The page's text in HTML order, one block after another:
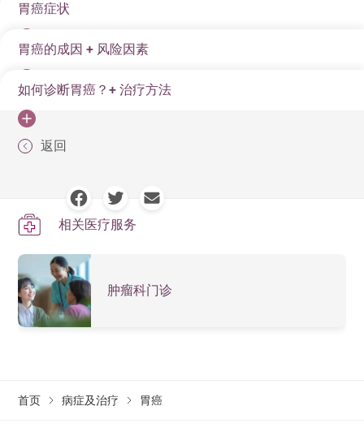
胃癌症状
早期胃癌可能没有明显症状，而且症状与一般的肠胃不
适、消化不良等问题相似，因而很容易被忽略。很多时
有明显症状的求诊人士，被确诊时已经属于第二至三
期。
消化不良
进食后肚胀的感觉
呕吐出混有血液的呕吐物
疲倦
胃癌的成因 + 风险因素
胃部细胞出现基因变异，令正常细胞发展成恶性肿瘤；
此外，研究发现幽门螺旋杆菌感染者均会增加患上胃癌
的风险。
胃癌的风险因素
男士：风险较女士较高
年龄老化
幽门螺旋杆菌感染者
吸烟
如何诊断胃癌？+ 治疗方法
道进入胃部及十二指肠进行检查，观察胃壁。如有需
影像检查：正电子电脑扫描能显示细胞新陈代谢情
况，可有效追踪早期癌细胞病变；电脑扫描可有效侦
测极微细的肿瘤及提供肿瘤的立体影像。此外，磁力
共振则可清楚显示软组织的影像，例如胃壁、胃腔
等，三者均应用于诊断胃癌分期及有否出现癌转移。
一般来说，手术切除为现时最有效治疗方，无论在控制
返回
相关医疗服务
肿瘤科门诊
首页 病症及治疗 胃癌